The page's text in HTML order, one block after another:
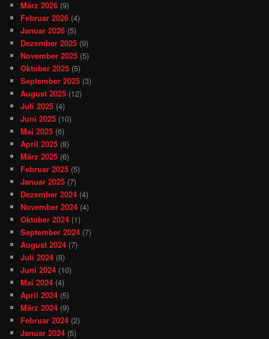
März 2026 (9)
Februar 2026 (4)
Januar 2026 (5)
Dezember 2025 (9)
November 2025 (5)
Oktober 2025 (5)
September 2025 (3)
August 2025 (12)
Juli 2025 (4)
Juni 2025 (10)
Mai 2025 (6)
April 2025 (8)
März 2025 (6)
Februar 2025 (5)
Januar 2025 (7)
Dezember 2024 (4)
November 2024 (4)
Oktober 2024 (1)
September 2024 (7)
August 2024 (7)
Juli 2024 (8)
Juni 2024 (10)
Mai 2024 (4)
April 2024 (5)
März 2024 (9)
Februar 2024 (2)
Januar 2024 (5)